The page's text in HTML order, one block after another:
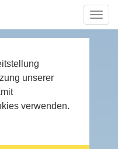
unserer
verwenden.